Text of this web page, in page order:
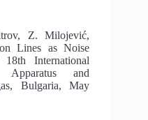
Z. Milojević,
Lines as Noise
International
and
Bulgaria, May